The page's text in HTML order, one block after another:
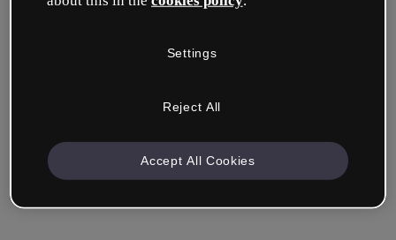
Inicia sesión con Google
Recuérdame ¿Has olvidado tu contraseña?
Settings
Reject All
Accept All Cookies